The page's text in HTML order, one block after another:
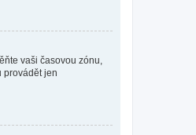
vaši časovou zónu,
provádět jen